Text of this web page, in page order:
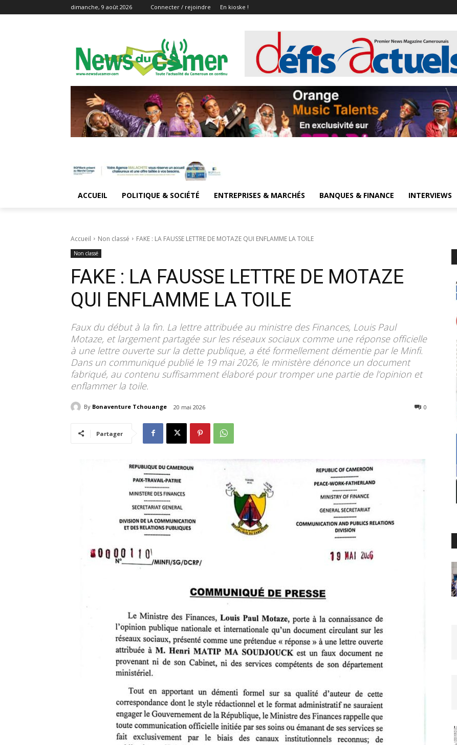
dimanche, 9 août 2026 Connecter / rejoindre En kioske !
ACCUEIL POLITIQUE & SOCIÉTÉ ENTREPRISES & MARCHÉS BANQUES & FINANCE INTERVIEWS
Accueil Non classé FAKE : LA FAUSSE LETTRE DE MOTAZE QUI ENFLAMME LA TOILE
Non classé
FAKE : LA FAUSSE LETTRE DE MOTAZE
QUI ENFLAMME LA TOILE
Faux du début à la fin. La lettre attribuée au ministre des Finances, Louis Paul
Motaze, et largement partagée sur les réseaux sociaux comme une réponse officielle
à une lettre ouverte sur la dette publique, a été formellement démentie par le Minfi.
Dans un communiqué publié le 19 mai 2026, le ministère dénonce un document
fabriqué, au contenu suffisamment élaboré pour tromper une partie de l’opinion et
enflammer la toile.
By Bonaventure Tchouange 20 mai 2026 0
Partager